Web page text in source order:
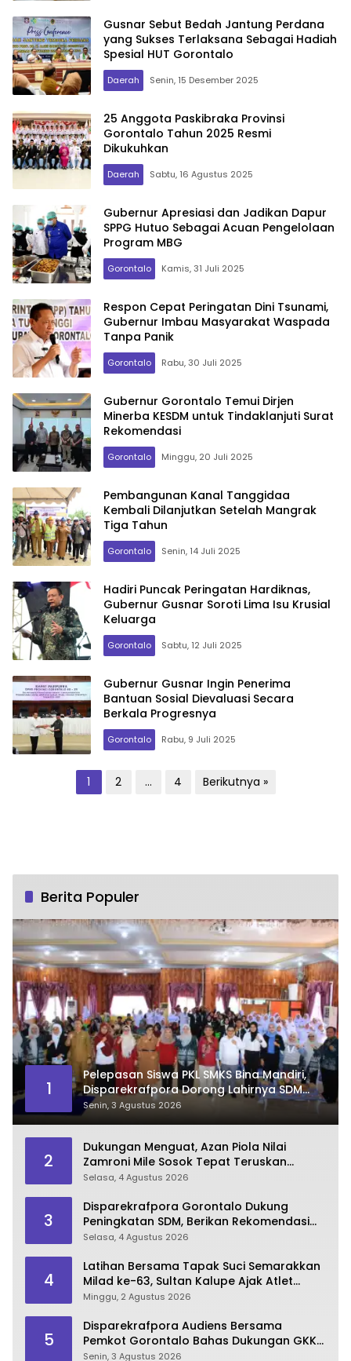
Gusnar Sebut Bedah Jantung Perdana
yang Sukses Terlaksana Sebagai Hadiah
Spesial HUT Gorontalo
Daerah Senin, 15 Desember 2025
25 Anggota Paskibraka Provinsi
Gorontalo Tahun 2025 Resmi
Dikukuhkan
Daerah Sabtu, 16 Agustus 2025
Gubernur Apresiasi dan Jadikan Dapur
SPPG Hutuo Sebagai Acuan Pengelolaan
Program MBG
Gorontalo Kamis, 31 Juli 2025
Respon Cepat Peringatan Dini Tsunami,
Gubernur Imbau Masyarakat Waspada
Tanpa Panik
Gorontalo Rabu, 30 Juli 2025
Gubernur Gorontalo Temui Dirjen
Minerba KESDM untuk Tindaklanjuti Surat
Rekomendasi
Gorontalo Minggu, 20 Juli 2025
Pembangunan Kanal Tanggidaa
Kembali Dilanjutkan Setelah Mangrak
Tiga Tahun
Gorontalo Senin, 14 Juli 2025
Hadiri Puncak Peringatan Hardiknas,
Gubernur Gusnar Soroti Lima Isu Krusial
Keluarga
Gorontalo Sabtu, 12 Juli 2025
Gubernur Gusnar Ingin Penerima
Bantuan Sosial Dievaluasi Secara
Berkala Progresnya
Gorontalo Rabu, 9 Juli 2025
1 2 … 4 Berikutnya »
Berita Populer
1
Pelepasan Siswa PKL SMKS Bina Mandiri,
Disparekrafpora Dorong Lahirnya SDM
Pariwisata Unggul
Senin, 3 Agustus 2026
2
Dukungan Menguat, Azan Piola Nilai
Zamroni Mile Sosok Tepat Teruskan
Pembangunan Bone Bolango
Selasa, 4 Agustus 2026
3
Disparekrafpora Gorontalo Dukung
Peningkatan SDM, Berikan Rekomendasi
Studi S3 bagi Pegawai
Selasa, 4 Agustus 2026
4
Latihan Bersama Tapak Suci Semarakkan
Milad ke-63, Sultan Kalupe Ajak Atlet
Lestarikan Budaya Bela Diri
Minggu, 2 Agustus 2026
5
Disparekrafpora Audiens Bersama
Pemkot Gorontalo Bahas Dukungan GKK
2026
Senin, 3 Agustus 2026